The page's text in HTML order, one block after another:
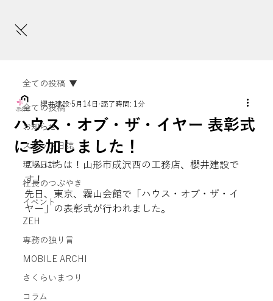
全ての投稿
お知らせ
スタッフ日誌
現場日誌
社長のつぶやき
イベント
ZEH
専務の独り言
MOBILE ARCHI
さくらいまつり
コラム
全ての投稿
ハウス・オブ・ザ・イヤー 表彰式
に参加しました！
櫻井建設 5月14日 読了時間: 1分
こんにちは！山形市成沢西の工務店、櫻井建設で
す！
先日、東京、霧山会館で「ハウス・オブ・ザ・イ
ヤー」の表彰式が行われました。